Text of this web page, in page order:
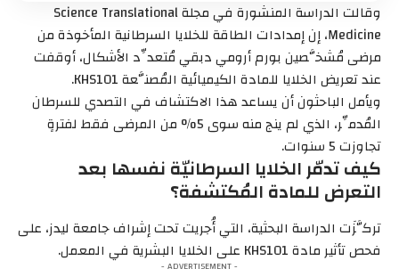
وقالت الدراسة المنشورة في مجلة Science Translational
Medicine، إن إمدادات الطاقة للخلايا السرطانية المأخوذة من
مرضى مُشخَّصين بورم أرومي دبقي مُتعدِّد الأشكال، أوقفت
عند تعريض الخلايا للمادة الكيميائية المُصنَّعة KHS101.
ويأمل الباحثون أن يساعد هذا الاكتشاف في التصدي للسرطان
المُدمِّر، الذي لم ينج منه سوى 5% من المرضى فقط لفترةٍ
تجاوزت 5 سنوات.
كيف تدمّر الخلايا السرطانيّة نفسها بعد
التعرض للمادة المُكتشفة؟
تركَّزَت الدراسة البحثية، التي أُجريت تحت إشراف جامعة ليدز، على
فحص تأثير مادة KHS101 على الخلايا البشرية في المعمل.
- ADVERTISEMENT -